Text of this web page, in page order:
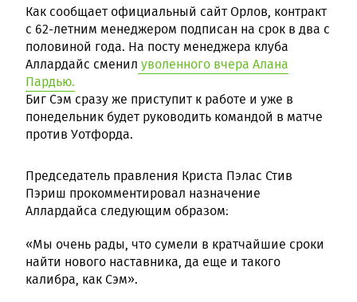
Как сообщает официальный сайт Орлов, контракт
с 62-летним менеджером подписан на срок в два с
половиной года. На посту менеджера клуба
Аллардайс сменил уволенного вчера Алана
Пардью.
Биг Сэм сразу же приступит к работе и уже в
понедельник будет руководить командой в матче
против Уотфорда.
Председатель правления Криста Пэлас Стив
Пэриш прокомментировал назначение
Аллардайса следующим образом:
«Мы очень рады, что сумели в кратчайшие сроки
найти нового наставника, да еще и такого
калибра, как Сэм».